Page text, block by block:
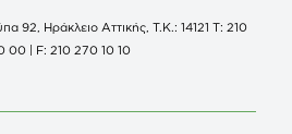
92, Ηράκλειο Αττικής, Τ.Κ.: 14121 Τ: 210
00 | F: 210 270 10 10